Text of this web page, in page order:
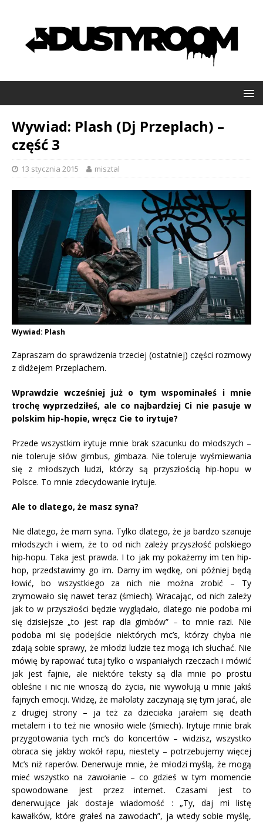
Wywiad: Plash (Dj Przeplach) –
część 3
13 stycznia 2015 misztal
Wywiad: Plash
Zapraszam do sprawdzenia trzeciej (ostatniej) części rozmowy
z didżejem Przeplachem.
Wprawdzie wcześniej już o tym wspominałeś i mnie
trochę wyprzedziłeś, ale co najbardziej Ci nie pasuje w
polskim hip-hopie, wręcz Cie to irytuje?
Przede wszystkim irytuje mnie brak szacunku do młodszych –
nie toleruje słów gimbus, gimbaza. Nie toleruje wyśmiewania
się z młodszych ludzi, którzy są przyszłością hip-hopu w
Polsce. To mnie zdecydowanie irytuje.
Ale to dlatego, że masz syna?
Nie dlatego, że mam syna. Tylko dlatego, że ja bardzo szanuje
młodszych i wiem, że to od nich zależy przyszłość polskiego
hip-hopu. Taka jest prawda. I to jak my pokażemy im ten hip-
hop, przedstawimy go im. Damy im wędkę, oni później będą
łowić, bo wszystkiego za nich nie można zrobić – Ty
zrymowało się nawet teraz (śmiech). Wracając, od nich zależy
jak to w przyszłości będzie wyglądało, dlatego nie podoba mi
się dzisiejsze „to jest rap dla gimbów” – to mnie razi. Nie
podoba mi się podejście niektórych mc’s, którzy chyba nie
zdają sobie sprawy, że młodzi ludzie tez mogą ich słuchać. Nie
mówię by rapować tutaj tylko o wspaniałych rzeczach i mówić
jak jest fajnie, ale niektóre teksty są dla mnie po prostu
obleśne i nic nie wnoszą do życia, nie wywołują u mnie jakiś
fajnych emocji. Widzę, że małolaty zaczynają się tym jarać, ale
z drugiej strony – ja też za dzieciaka jarałem się death
metalem i to też nie wnosiło wiele (śmiech). Irytuje mnie brak
przygotowania tych mc’s do koncertów – widzisz, wszystko
obraca się jakby wokół rapu, niestety – potrzebujemy więcej
Mc’s niż raperów. Denerwuje mnie, że młodzi myślą, że mogą
mieć wszystko na zawołanie – co gdzieś w tym momencie
spowodowane jest przez internet. Czasami jest to
denerwujące jak dostaje wiadomość : „Ty, daj mi listę
kawałków, które grałeś na zawodach”, ja wtedy sobie myślę,